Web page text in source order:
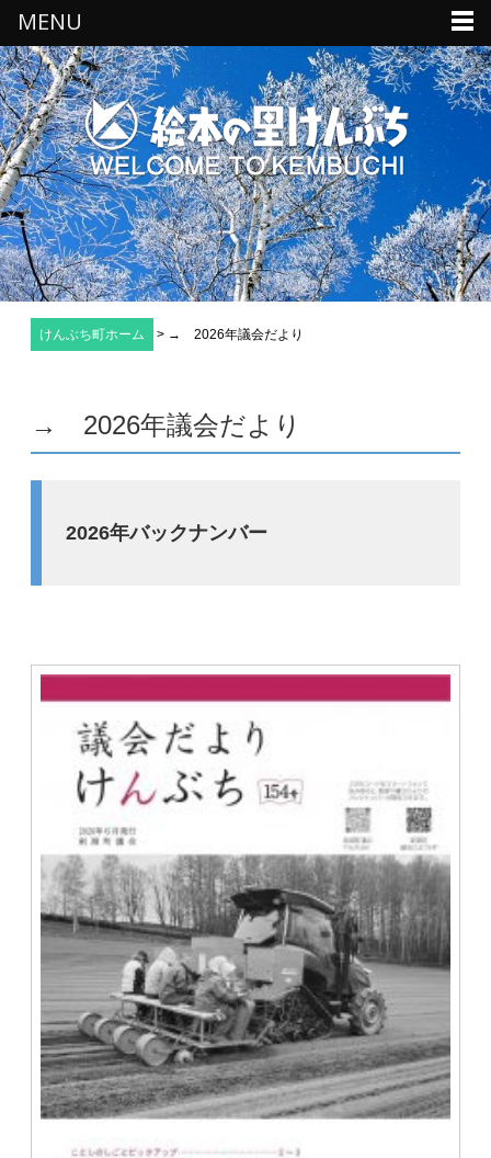
けんぶち町ホーム > → 2026年議会だより
→ 2026年議会だより
2026年バックナンバー
MENU